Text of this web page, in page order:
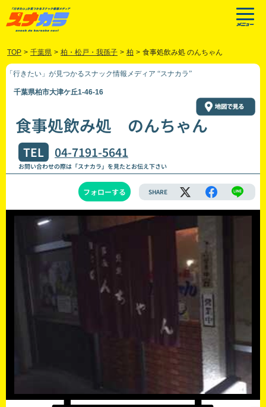
TOP > 千葉県 > 柏・松戸・我孫子 > 柏 > 食事処飲み処 のんちゃん
「行きたい」が見つかるスナック情報メディア “スナカラ”
千葉県柏市大津ケ丘1-46-16
食事処飲み処 のんちゃん
TEL 04-7191-5641
お問い合わせの際は「スナカラ」を見たとお伝え下さい
フォローする SHARE